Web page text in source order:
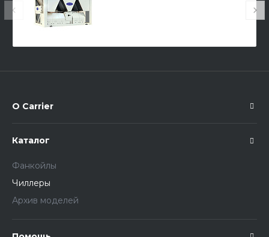
О Carrier
Каталог
Фанкойлы
Чиллеры
Архив моделей